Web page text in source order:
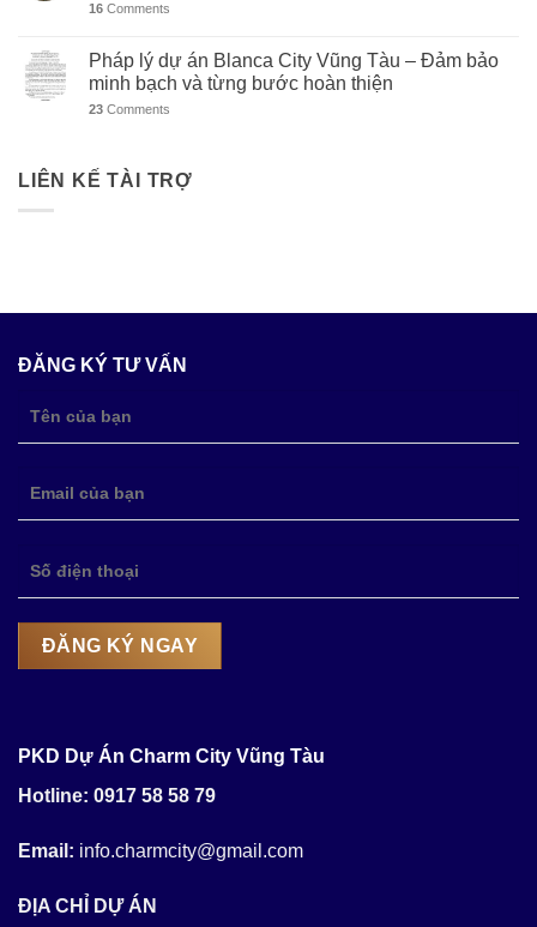
16 Comments
Pháp lý dự án Blanca City Vũng Tàu – Đảm bảo
minh bạch và từng bước hoàn thiện
23 Comments
LIÊN KẾ TÀI TRỢ
ĐĂNG KÝ TƯ VẤN
PKD Dự Án Charm City Vũng Tàu
Hotline: 0917 58 58 79
Email: info.charmcity@gmail.com
ĐỊA CHỈ DỰ ÁN